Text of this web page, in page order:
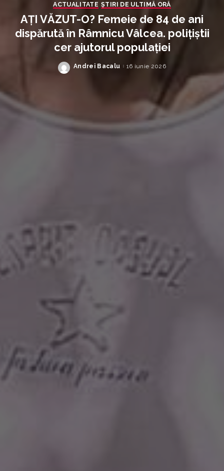
ACTUALITATE ȘTIRI DE ULTIMĂ ORĂ
AȚI VĂZUT-O? Femeie de 84 de ani
dispărută în Râmnicu Vâlcea. polițiștii
cer ajutorul populației
Posted
Andrei Bacalu 16 iunie 2026